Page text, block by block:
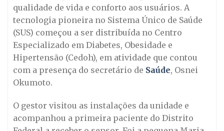
qualidade de vida e conforto aos usuários. A
tecnologia pioneira no Sistema Único de Saúde
(SUS) começou a ser distribuída no Centro
Especializado em Diabetes, Obesidade e
Hipertensão (Cedoh), em atividade que contou
com a presença do secretário de Saúde, Osnei
Okumoto.
O gestor visitou as instalações da unidade e
acompanhou a primeira paciente do Distrito